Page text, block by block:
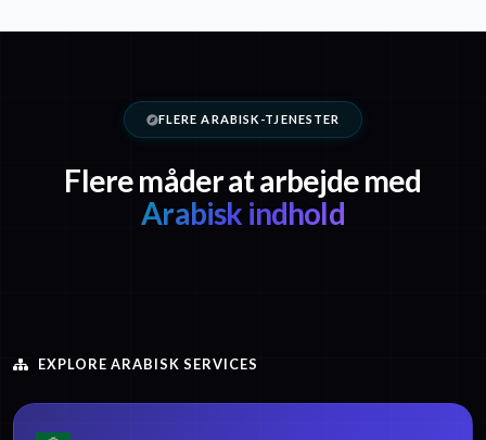
FLERE ARABISK-TJENESTER
Flere måder at arbejde med
Arabisk indhold
EXPLORE ARABISK SERVICES